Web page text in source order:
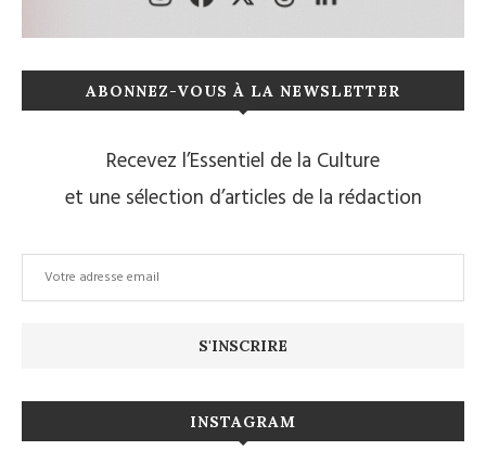
ABONNEZ-VOUS À LA NEWSLETTER
Recevez l’Essentiel de la Culture
et une sélection d’articles de la rédaction
INSTAGRAM